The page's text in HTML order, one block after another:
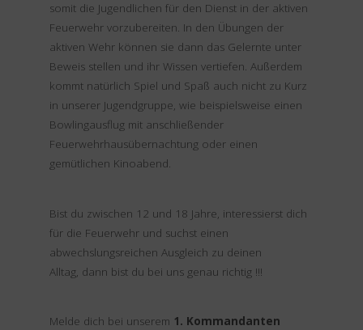
somit die Jugendlichen für den Dienst in der aktiven
Feuerwehr vorzubereiten. In den Übungen der
aktiven Wehr können sie dann das Gelernte unter
Beweis stellen und ihr Wissen vertiefen. Außerdem
kommt natürlich Spiel und Spaß auch nicht zu Kurz
in unserer Jugendgruppe, wie beispielsweise einen
Bowlingausflug mit anschließender
Feuerwehrhausübernachtung oder einen
gemütlichen Kinoabend.
Bist du zwischen 12 und 18 Jahre, interessierst dich
für die Feuerwehr und suchst einen
abwechslungsreichen Ausgleich zu deinen
Alltag, dann bist du bei uns genau richtig !!!
Melde dich bei unserem 1. Kommandanten